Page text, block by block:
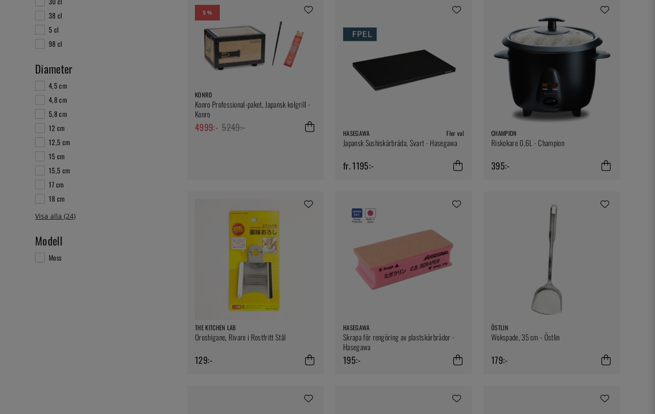
38 cl
5 cl
98 cl
Diameter
4,5 cm
4,8 cm
5,8 cm
12 cm
12,5 cm
15 cm
15,5 cm
17 cm
18 cm
Modell
Moss
5 %
KONRO
Konro Professional-paket, Japansk kolgrill -
Konro
4999:- 5249:- HASEGAWA Fler val
Japansk Sushiskärbräda, Svart - Hasegawa
fr. 1195:-
CHAMPION
Riskokare 0,6L - Champion
395:-
THE KITCHEN LAB
Oroshigane, Rivare i Rostfritt Stål
129:-
HASEGAWA
Skrapa för rengöring av plastskärbrädor -
Hasegawa
195:-
ÖSTLIN
Wokspade, 35 cm - Östlin
179:-